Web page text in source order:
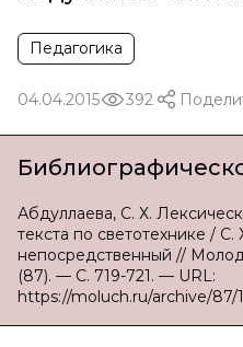
Педагогика
04.04.2015 392
Абдуллаева, С. Х.
текста по светотехнике /
непосредственный //
(87). — С. 719-721. — URL:
https://moluch.ru/archive/87/